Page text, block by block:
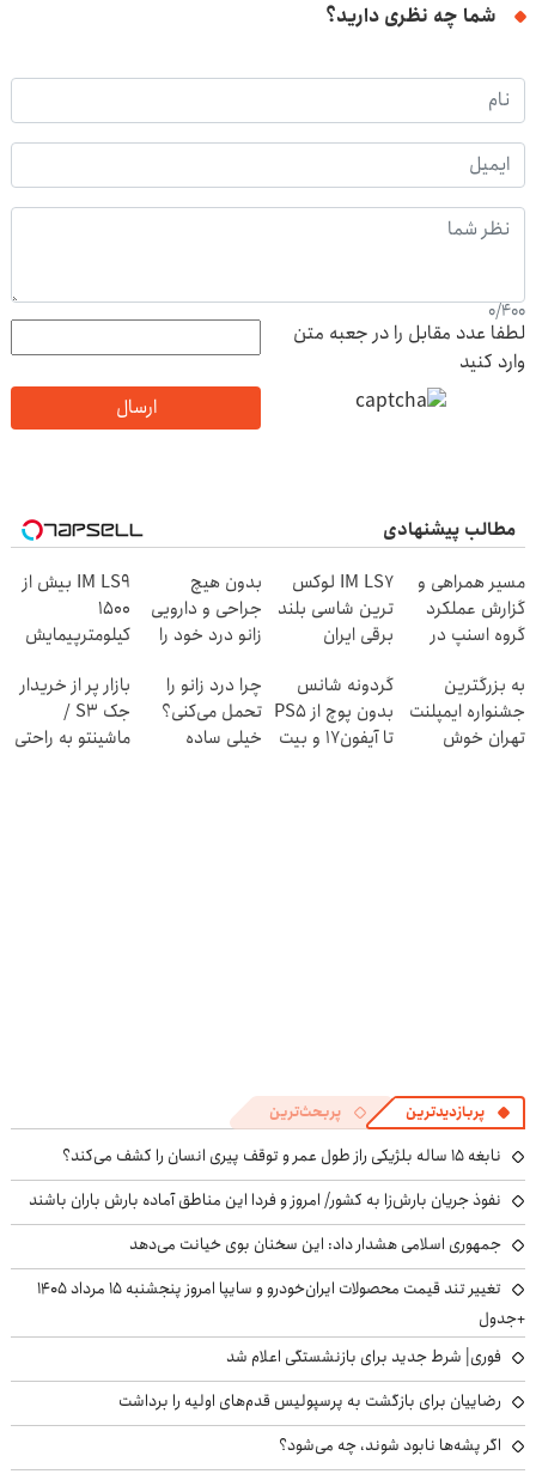
شما چه نظری دارید؟
0/400
لطفا عدد مقابل را در جعبه متن
وارد کنید
ارسال
مطالب پیشنهادی
مسیر همراهی و
گزارش عملکرد
گروه اسنپ در
IM LS7 لوکس
ترین شاسی بلند
برقی ایران
بدون هیچ
جراحی و دارویی
زانو درد خود را
پرسش نامه ▶
IM LS9 بیش از
1500
کیلومترپیمایش
به بزرگترین
جشنواره ایمپلنت
تهران خوش
گردونه شانس
بدون پوچ از PS5
تا آیفون17 و بیت
چرا درد زانو را
تحمل می‌کنی؟
خیلی ساده
بازار پر از خریدار
جک S3 /
ماشینتو به راحتی
پربازدیدترین پربحث‌ترین
نابغه ۱۵ ساله بلژیکی راز طول عمر و توقف پیری انسان را کشف می‌کند؟
نفوذ جریان بارش‌زا به کشور/ امروز و فردا این مناطق آماده بارش باران باشند
جمهوری اسلامی هشدار داد: این سخنان بوی خیانت می‌دهد
تغییر تند قیمت محصولات ایران‌خودرو و سایپا امروز پنجشنبه ۱۵ مرداد ۱۴۰۵
+جدول
فوری| شرط جدید برای بازنشستگی اعلام شد
رضاییان برای بازگشت به پرسپولیس قدم‌های اولیه را برداشت
اگر پشه‌ها نابود شوند، چه می‌شود؟